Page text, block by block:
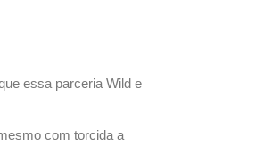
essa parceria Wild e
com torcida a